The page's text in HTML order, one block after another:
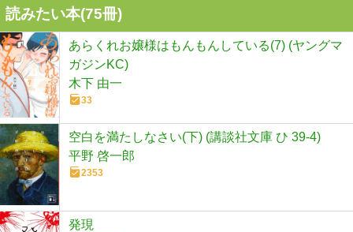
読みたい本(75冊)
あらくれお嬢様はもんもんしている(7) (ヤングマ
ガジンKC)
木下 由一
33
空白を満たしなさい(下) (講談社文庫 ひ 39-4)
平野 啓一郎
2353
発現